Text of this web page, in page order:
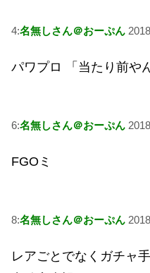
4:名無しさん＠おーぷん
パワプロ 「当たり前や
6:名無しさん＠おーぷん
FGOミ
8:名無しさん＠おーぷん
レアごとでなくガチャ